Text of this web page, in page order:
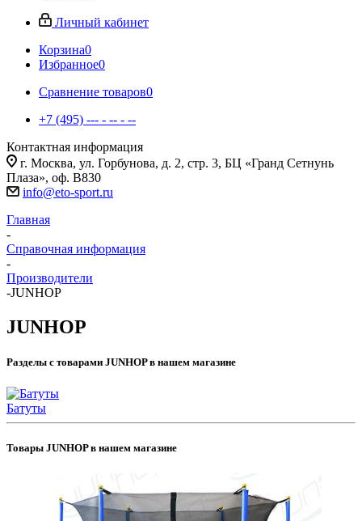
Личный кабинет
Корзина0
Избранное0
Сравнение товаров0
+7 (495) --- - -- - --
Контактная информация
г. Москва, ул. Горбунова, д. 2, стр. 3, БЦ «Гранд Сетнунь
Плаза», оф. В830
info@eto-sport.ru
Главная
-
Справочная информация
-
Производители
-JUNHOP
JUNHOP
Разделы с товарами JUNHOP в нашем магазине
Батуты
Товары JUNHOP в нашем магазине